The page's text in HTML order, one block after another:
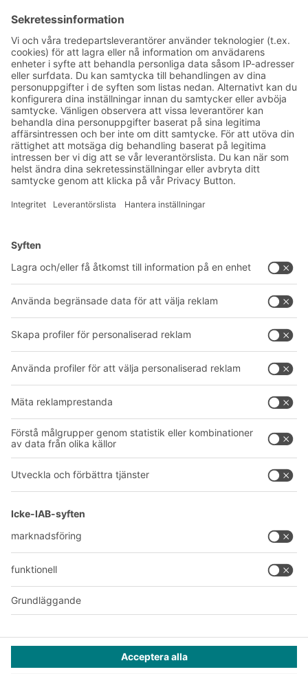
Prenumerera på vårt
nyhetsbrev:
Lager- och logistiknyheter
Exklusiva erbjudanden
Produktnyheter
Prenumerera på vårt
nyhetsbrev
Lösningar
Intralogistiklösningar
Lådsystem
Hyllsystem
Våra tjänster
Produktkatalog
BITO PROJEKTGUIDE
Nedladdningar
Företag
Vårt globala nätverk
Våra produktionsanläggningar
Följ oss
BIT O
YOUR LIFE.
042-151 910
Erbjudandet riktar sig till industri, hantverk, handel och fria
yrken för användning i självständig, professionell eller